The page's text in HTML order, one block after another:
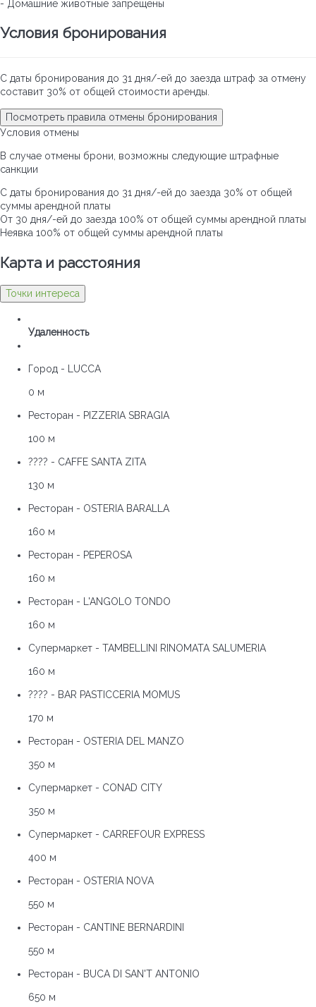
- Домашние животные запрещены
Условия бронирования
С даты бронирования до 31 дня/-ей до заезда штраф за отмену
составит 30% от общей стоимости аренды.
Посмотреть правила отмены бронирования
Условия отмены
В случае отмены брони, возможны следующие штрафные
санкции
С даты бронирования до 31 дня/-ей до заезда 30% от общей
суммы арендной платы
От 30 дня/-ей до заезда 100% от общей суммы арендной платы
Неявка 100% от общей суммы арендной платы
Карта и pасстояния
Точки интереса
Удаленность
Город - LUCCA
0 м
Ресторан - PIZZERIA SBRAGIA
100 м
???? - CAFFE SANTA ZITA
130 м
Ресторан - OSTERIA BARALLA
160 м
Ресторан - PEPEROSA
160 м
Ресторан - L'ANGOLO TONDO
160 м
Супермаркет - TAMBELLINI RINOMATA SALUMERIA
160 м
???? - BAR PASTICCERIA MOMUS
170 м
Ресторан - OSTERIA DEL MANZO
350 м
Супермаркет - CONAD CITY
350 м
Супермаркет - CARREFOUR EXPRESS
400 м
Ресторан - OSTERIA NOVA
550 м
Ресторан - CANTINE BERNARDINI
550 м
Ресторан - BUCA DI SAN'T ANTONIO
650 м